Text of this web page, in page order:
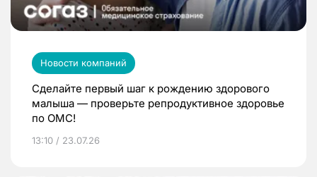
Новости компаний
Сделайте первый шаг к рождению здорового
малыша — проверьте репродуктивное здоровье
по ОМС!
13:10 / 23.07.26